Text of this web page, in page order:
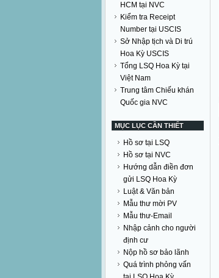
HCM tại NVC
Kiểm tra Receipt
Number tại USCIS
Sở Nhập tịch và Di trú
Hoa Kỳ USCIS
Tổng LSQ Hoa Kỳ tại
Việt Nam
Trung tâm Chiếu khán
Quốc gia NVC
MỤC LỤC CẦN THIẾT
Hồ sơ tại LSQ
Hồ sơ tại NVC
Hướng dẫn điền đơn
gửi LSQ Hoa Kỳ
Luật & Văn bản
Mẫu thư mời PV
Mẫu thư-Email
Nhập cảnh cho người
định cư
Nộp hồ sơ bảo lãnh
Quá trình phỏng vấn